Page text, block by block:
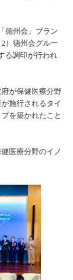
徳州会」ブラン
）徳州会グルー
る調印が行われ
が保健医療分野
施行されるタイ
を築かれたこと
医療分野のイノ